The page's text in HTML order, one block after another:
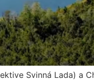
Svinná Lada) a